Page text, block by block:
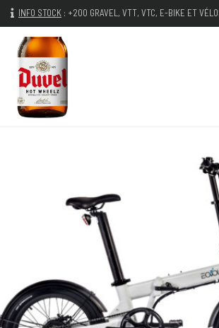
INFO STOCK : +200 GRAVEL, VTT, VTC, E-BIKE ET VÉLOS DE ROUTE